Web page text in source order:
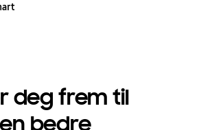
deg frem til
en bedre